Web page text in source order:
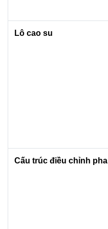
Lô cao su
Cấu trúc điều chỉnh pha